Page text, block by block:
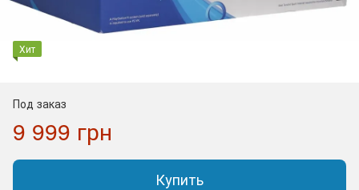
Хит
Под заказ
9 999 грн
Купить